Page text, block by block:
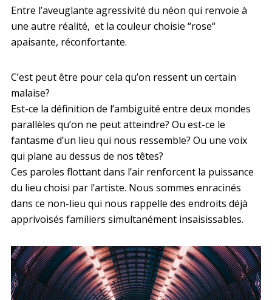
Entre l’aveuglante agressivité du néon qui renvoie à
une autre réalité, et la couleur choisie “rose“
apaisante, réconfortante.
C’est peut être pour cela qu’on ressent un certain
malaise?
Est-ce la définition de l’ambiguité entre deux mondes
parallèles qu’on ne peut atteindre? Ou est-ce le
fantasme d’un lieu qui nous ressemble? Ou une voix
qui plane au dessus de nos têtes?
Ces paroles flottant dans l’air renforcent la puissance
du lieu choisi par l’artiste. Nous sommes enracinés
dans ce non-lieu qui nous rappelle des endroits déjà
apprivoisés familiers simultanément insaisissables.